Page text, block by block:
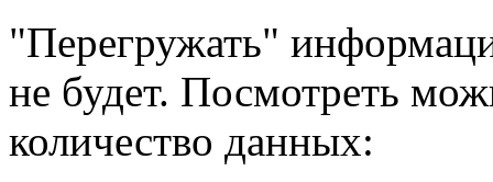
"Перегружать"
не будет. Посмотреть
количество данных: